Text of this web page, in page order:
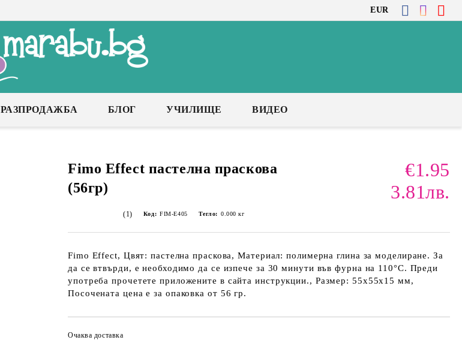
EUR
РАЗПРОДАЖБА БЛОГ УЧИЛИЩЕ ВИДЕО
Fimo Effect пастелна праскова
(56гр)
€1.95
3.81лв.
(1) Код: FIM-E405 Тегло: 0.000 кг
Fimo Effect, Цвят: пастелна праскова, Материал: полимерна глина за моделиране. За
да се втвърди, е необходимо да се изпече за 30 минути във фурна на 110°С. Преди
употреба прочетете приложените в сайта инструкции., Размер: 55х55х15 мм,
Посочената цена е за опаковка от 56 гр.
Очаква доставка